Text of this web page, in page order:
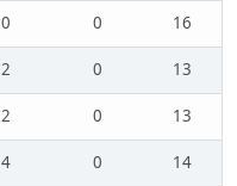
0 0
16
2 0
13
2 0
13
4 0
14